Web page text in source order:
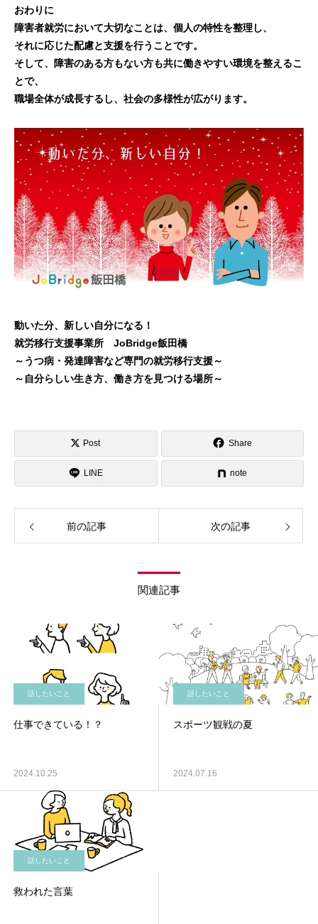
おわりに
障害者就労において大切なことは、個人の特性を整理し、
それに応じた配慮と支援を行うことです。
そして、障害のある方もない方も共に働きやすい環境を整えるこ
とで、
職場全体が成長するし、社会の多様性が広がります。
動いた分、新しい自分になる！
就労移行支援事業所 JoBridge飯田橋
～うつ病・発達障害など専門の就労移行支援～
～自分らしい生き方、働き方を見つける場所～
Post Share
LINE note
前の記事 次の記事
関連記事
話したいこと
仕事できている！？
2024.10.25
話したいこと
スポーツ観戦の夏
2024.07.16
話したいこと
救われた言葉